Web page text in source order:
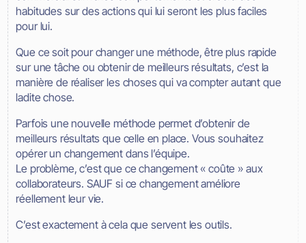
habitudes sur des actions qui lui seront les plus faciles
pour lui.
Que ce soit pour changer une méthode, être plus rapide
sur une tâche ou obtenir de meilleurs résultats, c’est la
manière de réaliser les choses qui va compter autant que
ladite chose.
Parfois une nouvelle méthode permet d’obtenir de
meilleurs résultats que celle en place. Vous souhaitez
opérer un changement dans l’équipe.
Le problème, c’est que ce changement « coûte » aux
collaborateurs. SAUF si ce changement améliore
réellement leur vie.
C’est exactement à cela que servent les outils.